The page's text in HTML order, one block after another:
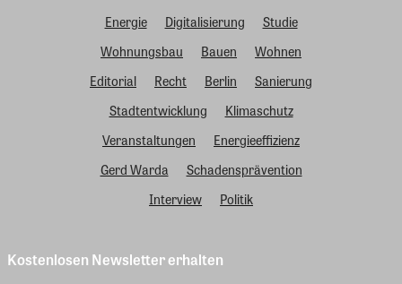
Energie Digitalisierung
Studie
Wohnungsbau
Bauen
Wohnen
Editorial
Recht Berlin
Sanierung
Stadtentwicklung
Klimaschutz
Veranstaltungen
Energieeffizienz
Gerd Warda
Schadensprävention
Interview
Politik
Kostenlosen Newsletter erhalten